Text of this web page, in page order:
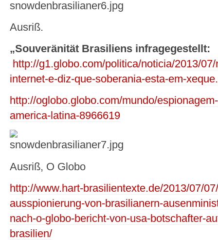
Ausriß.
„Souveränität Brasiliens infragegestellt:
http://g1.globo.com/politica/noticia/2013/
internet-e-diz-que-soberania-esta-em-
http://oglobo.globo.com/mundo/
america-latina-8966619
Ausriß, O Globo
http://www.hart-brasilientexte.de/2013/07/
ausspionierung-von-brasilianern-
nach-o-globo-bericht-von-usa-botschafter-
brasilien/